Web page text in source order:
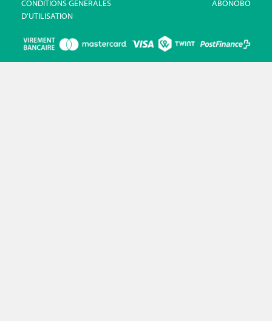
CONDITIONS GÉNÉRALES
D'UTILISATION
ABONOBO